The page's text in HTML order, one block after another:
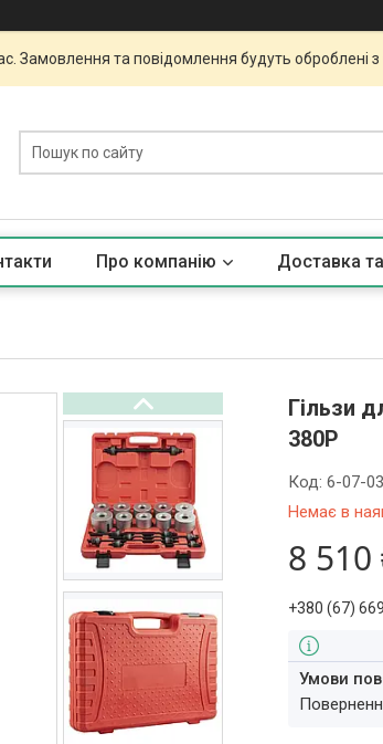
Замовлення та повідомлення будуть оброблені
Про компанію Доставка
Гільзи
380P
Немає в
Код:6-07-
8 510
+380 (67)